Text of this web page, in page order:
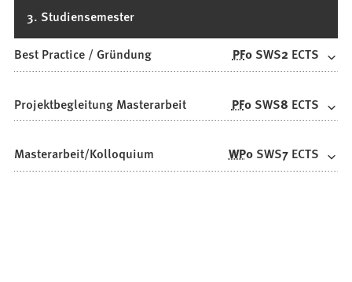
3. Studiensemester
Best Practice / Gründung PF0 SWS2 ECTS
Projektbegleitung Masterarbeit PF0 SWS8 ECTS
Masterarbeit/Kolloquium WP0 SWS7 ECTS